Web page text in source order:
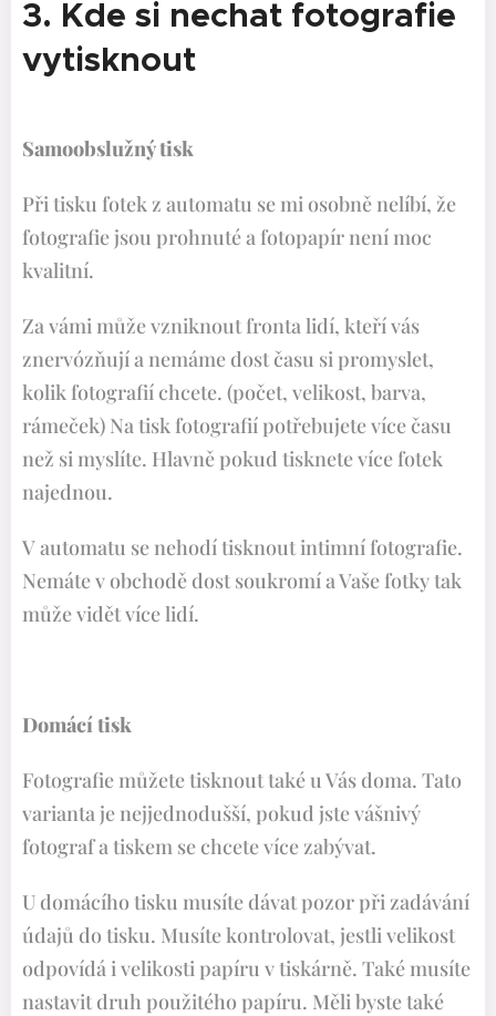
3. Kde si nechat fotografie
vytisknout
Samoobslužný tisk
Při tisku fotek z automatu se mi osobně nelíbí, že
fotografie jsou prohnuté a fotopapír není moc
kvalitní.
Za vámi může vzniknout fronta lidí, kteří vás
znervózňují a nemáme dost času si promyslet,
kolik fotografií chcete. (počet, velikost, barva,
rámeček) Na tisk fotografií potřebujete více času
než si myslíte. Hlavně pokud tisknete více fotek
najednou.
V automatu se nehodí tisknout intimní fotografie.
Nemáte v obchodě dost soukromí a Vaše fotky tak
může vidět více lidí.
Domácí tisk
Fotografie můžete tisknout také u Vás doma. Tato
varianta je nejjednodušší, pokud jste vášnivý
fotograf a tiskem se chcete více zabývat.
U domácího tisku musíte dávat pozor při zadávání
údajů do tisku. Musíte kontrolovat, jestli velikost
odpovídá i velikosti papíru v tiskárně. Také musíte
nastavit druh použitého papíru. Měli byste také